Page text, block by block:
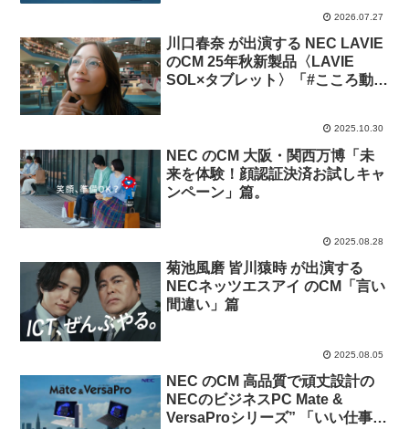
2026.07.27
川口春奈 が出演する NEC LAVIE
のCM 25年秋新製品〈LAVIE
SOL×タブレット〉「#こころ動か
2025.10.30
NEC のCM 大阪・関西万博「未
来を体験！顔認証決済お試しキャ
ンペーン」篇。
2025.08.28
菊池風磨 皆川猿時 が出演する
NECネッツエスアイ のCM「言い
間違い」篇
2025.08.05
NEC のCM 高品質で頑丈設計の
NECのビジネスPC Mate &
VersaProシリーズ” 「いい仕事に